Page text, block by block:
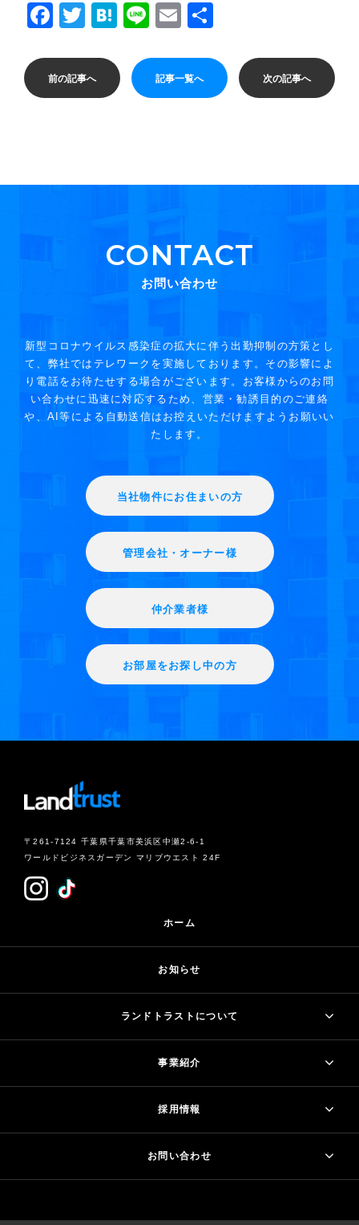
Facebook
Twitter
Hatena
LineEmail
前の記事へ 記事一覧へ 次の記事へ
CONTACT
お問い合わせ
新型コロナウイルス感染症の拡大に伴う出勤抑制の方策とし
て、弊社ではテレワークを実施しております。その影響によ
り電話をお待たせする場合がございます。お客様からのお問
い合わせに迅速に対応するため、営業・勧誘目的のご連絡
や、AI等による自動送信はお控えいただけますようお願いい
たします。
当社物件にお住まいの方
管理会社・オーナー様
仲介業者様
お部屋をお探し中の方
〒261-7124 千葉県千葉市美浜区中瀬2-6-1
ワールドビジネスガーデン マリブウエスト 24F
ホーム
お知らせ
ランドトラストについて
事業紹介
採用情報
お問い合わせ